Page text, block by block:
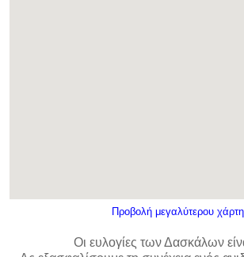
Προβολή μεγαλύτερου χάρτη
Οι ευλογίες των Δασκάλων